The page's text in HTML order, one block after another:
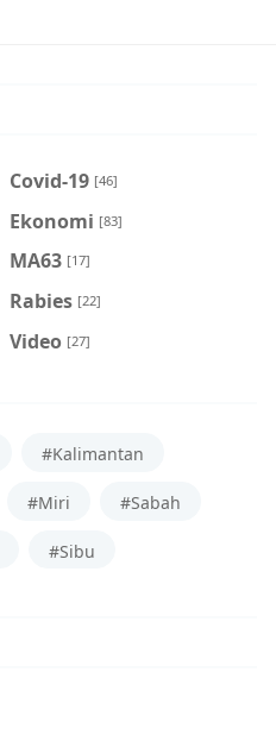
Covid-19 [46]
Ekonomi [83]
MA63 [17]
Rabies [22]
Video [27]
#Kalimantan
#Miri #Sabah
#Sibu